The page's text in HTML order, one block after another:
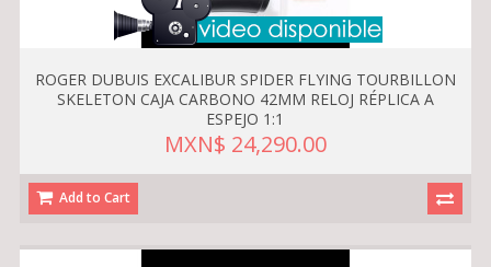
ROGER DUBUIS EXCALIBUR SPIDER FLYING TOURBILLON
SKELETON CAJA CARBONO 42MM RELOJ RÉPLICA A
ESPEJO 1:1
MXN$ 24,290.00
Add to Cart